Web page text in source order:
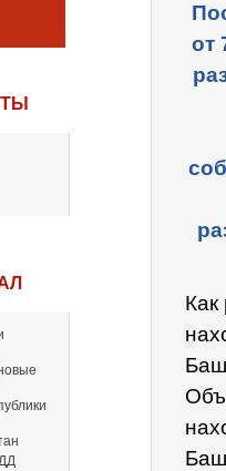
от